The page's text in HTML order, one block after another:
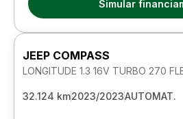
Simular
JEEP COMPASS
LONGITUDE 1.3 16V TURBO 270
32.124 km2023/2023AUTOMAT.